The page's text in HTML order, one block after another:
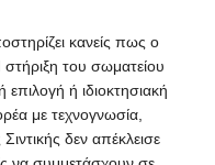
κανείς πως ο
του σωματείου
ή ιδιοκτησιακή
με τεχνογνωσία,
δεν απέκλεισε